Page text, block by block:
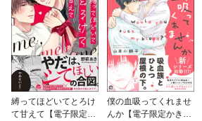
縛ってほどいてとろけ
て甘えて【電子限定か
僕の血吸ってくれませ
んか【電子限定かきお